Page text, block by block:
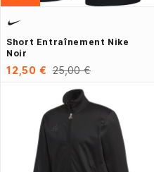
Short Entraînement Nike
Noir
12,50 € 25,00 €